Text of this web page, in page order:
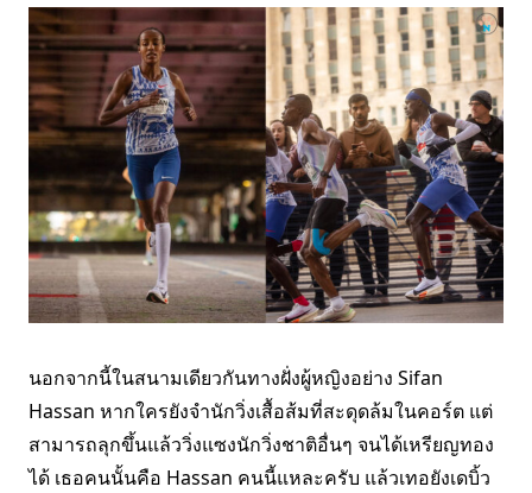
นอกจากนี้ในสนามเดียวกันทางฝั่งผู้หญิงอย่าง Sifan
Hassan หากใครยังจำนักวิ่งเสื้อส้มที่สะดุดล้มในคอร์ต แต่
สามารถลุกขึ้นแล้ววิ่งแซงนักวิ่งชาติอื่นๆ จนได้เหรียญทอง
ได้ เธอคนนั้นคือ Hassan คนนี้แหละครับ แล้วเทอยังเดบิ้ว